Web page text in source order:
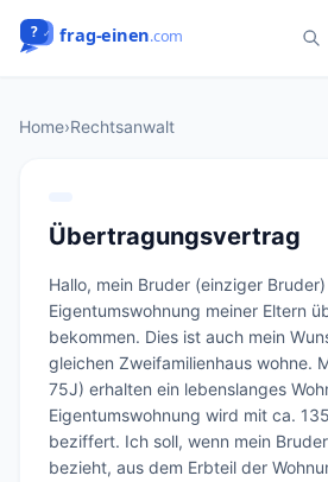
Home›Rechtsanwalt
Übertragungsvertrag
Hallo, mein Bruder (einziger
Eigentumswohnung meiner Eltern
bekommen. Dies ist auch mein
gleichen Zweifamilienhaus wohne.
75J) erhalten ein lebenslanges
Eigentumswohnung wird mit ca.
beziffert. Ich soll, wenn mein
bezieht, aus dem Erbteil der